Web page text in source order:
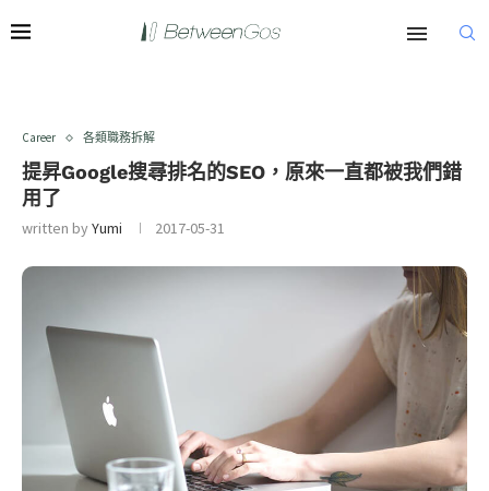
Career 各類職務拆解
提昇Google搜尋排名的SEO，原來一直都被我們錯
用了
written byYumi 2017-05-31